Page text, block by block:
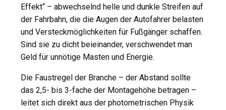
Effekt“ – abwechselnd helle und dunkle Streifen auf
der Fahrbahn, die die Augen der Autofahrer belasten
und Versteckmöglichkeiten für Fußgänger schaffen.
Sind sie zu dicht beieinander, verschwendet man
Geld für unnötige Masten und Energie.
Die Faustregel der Branche – der Abstand sollte
das 2,5- bis 3-fache der Montagehöhe betragen –
leitet sich direkt aus der photometrischen Physik